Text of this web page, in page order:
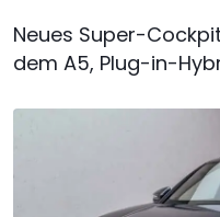
Neues Super-
dem A5, Plug-in-